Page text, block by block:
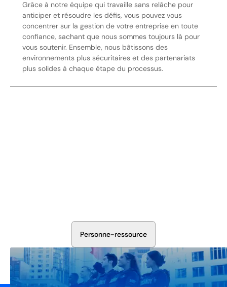
Grâce à notre équipe qui travaille sans relâche pour
anticiper et résoudre les défis, vous pouvez vous
concentrer sur la gestion de votre entreprise en toute
confiance, sachant que nous sommes toujours là pour
vous soutenir. Ensemble, nous bâtissons des
environnements plus sécuritaires et des partenariats
plus solides à chaque étape du processus.
Personne-ressource